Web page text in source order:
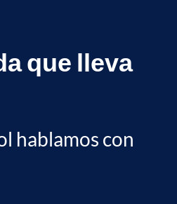
que lleva
hablamos con